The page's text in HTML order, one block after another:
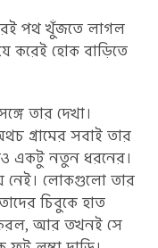
পথ খুঁজতে লাগল
করেই হোক বাড়িতে
তার দেখা।
গ্রামের সবাই তার
একটু নতুন ধরনের।
নেই। লোকগুলো তার
চিবুকে হাত
করল, আর তখনই সে